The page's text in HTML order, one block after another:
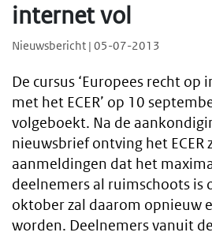
internet vol
Nieuwsbericht | 05-07-2013
De cursus ‘Europees recht
met het ECER’ op 10
volgeboekt. Na de
nieuwsbrief ontving het ECER
aanmeldingen dat het
deelnemers al ruimschoots is
oktober zal daarom opnieuw
worden. Deelnemers vanuit